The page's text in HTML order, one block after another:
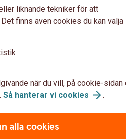
liknande tekniker för att
finns även cookies du kan välja
när du vill, på cookie-sidan
Så hanterar vi cookies .
alla cookies